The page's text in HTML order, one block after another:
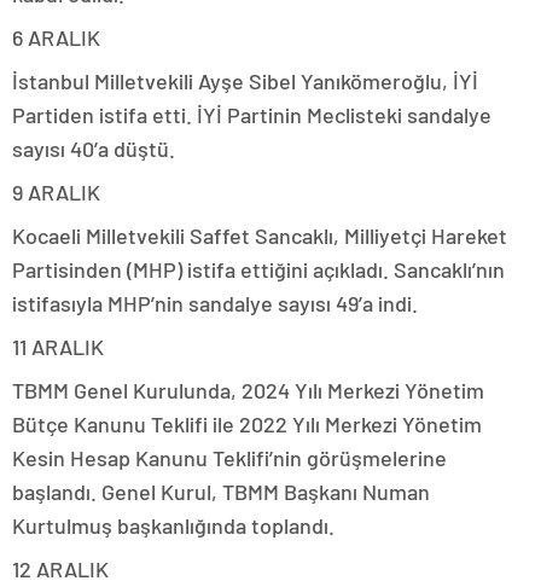
6 ARALIK
İstanbul Milletvekili Ayşe Sibel Yanıkömeroğlu, İYİ
Partiden istifa etti. İYİ Partinin Meclisteki sandalye
sayısı 40’a düştü.
9 ARALIK
Kocaeli Milletvekili Saffet Sancaklı, Milliyetçi Hareket
Partisinden (MHP) istifa ettiğini açıkladı. Sancaklı’nın
istifasıyla MHP’nin sandalye sayısı 49’a indi.
11 ARALIK
TBMM Genel Kurulunda, 2024 Yılı Merkezi Yönetim
Bütçe Kanunu Teklifi ile 2022 Yılı Merkezi Yönetim
Kesin Hesap Kanunu Teklifi’nin görüşmelerine
başlandı. Genel Kurul, TBMM Başkanı Numan
Kurtulmuş başkanlığında toplandı.
12 ARALIK